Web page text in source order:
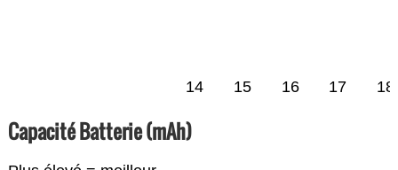
14 15 16 17 18
Capacité Batterie (mAh)